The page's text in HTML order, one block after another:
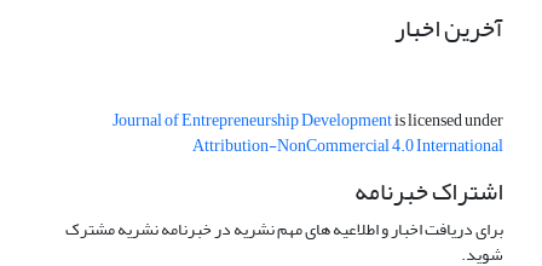
آخرین اخبار
Journal of Entrepreneurship Developmentis licensed under
Attribution-NonCommercial 4.0 International
اشتراک خبرنامه
برای دریافت اخبار و اطلاعیه های مهم نشریه در خبرنامه نشریه مشترک
شوید.